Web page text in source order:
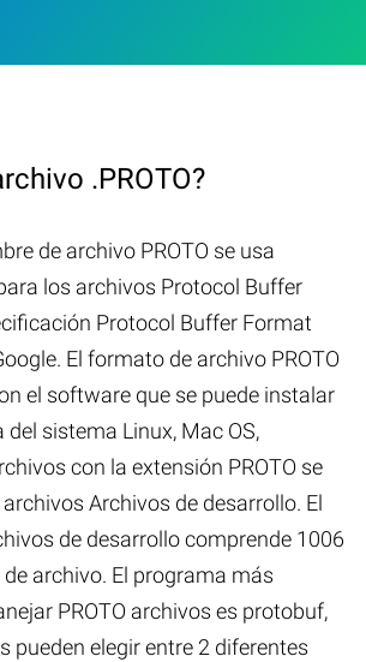
.PROTO?
de archivo PROTO se usa
los archivos Protocol Buffer
Protocol Buffer Format
El formato de archivo PROTO
el software que se puede instalar
sistema Linux, Mac OS,
con la extensión PROTO se
Archivos de desarrollo. El
de desarrollo comprende 1006
archivo. El programa más
PROTO archivos es protobuf,
pueden elegir entre 2 diferentes